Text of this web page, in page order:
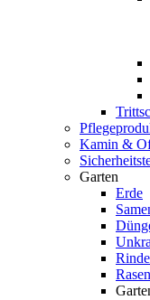
Kamin &
Garten
Erde